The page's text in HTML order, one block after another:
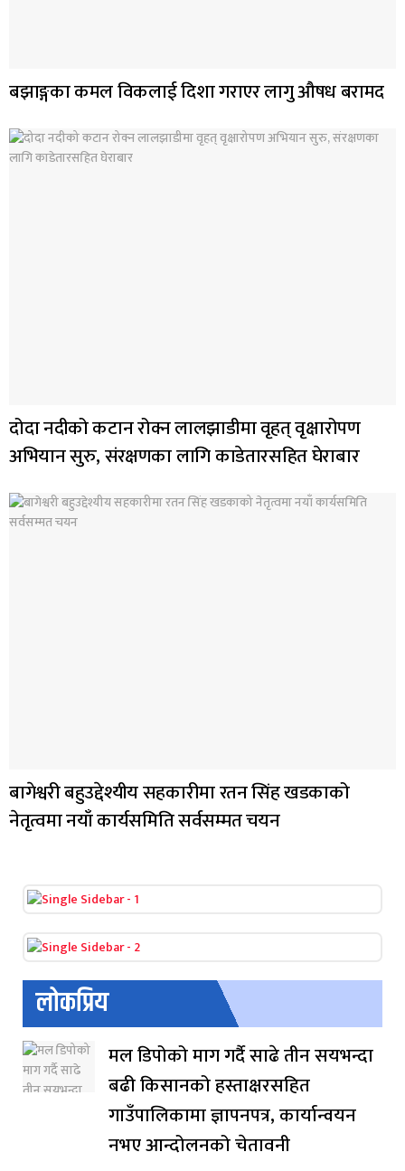
बझाङ्गका कमल विकलाई दिशा गराएर लागु औषध बरामद
दोदा नदीको कटान रोक्न लालझाडीमा वृहत् वृक्षारोपण
अभियान सुरु, संरक्षणका लागि काडेतारसहित घेराबार
बागेश्वरी बहुउद्देश्यीय सहकारीमा रतन सिंह खडकाको
नेतृत्वमा नयाँ कार्यसमिति सर्वसम्मत चयन
लोकप्रिय
मल डिपोको माग गर्दै साढे तीन सयभन्दा
बढी किसानको हस्ताक्षरसहित
गाउँपालिकामा ज्ञापनपत्र, कार्यान्वयन
नभए आन्दोलनको चेतावनी